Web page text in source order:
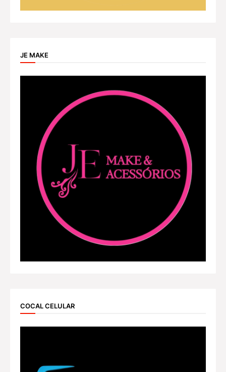
JE MAKE
COCAL CELULAR